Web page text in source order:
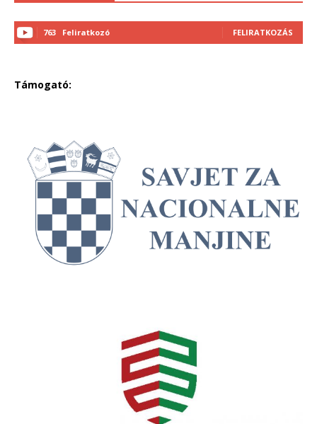
763 Feliratkozó FELIRATKOZÁS
Támogató: